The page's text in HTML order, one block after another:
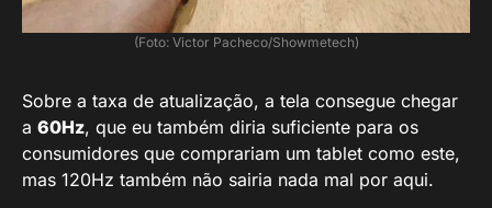
(Foto: Victor Pacheco/Showmetech)
Sobre a taxa de atualização, a tela consegue chegar
a 60Hz, que eu também diria suficiente para os
consumidores que comprariam um tablet como este,
mas 120Hz também não sairia nada mal por aqui.